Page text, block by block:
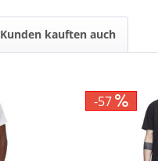
Kunden kauften auch
-57